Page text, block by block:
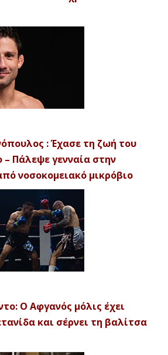
: Έχασε τη ζωή του
Πάλεψε γενναία στην
νοσοκομειακό μικρόβιο
Ο Αφγανός μόλις έχει
και σέρνει τη βαλίτσα